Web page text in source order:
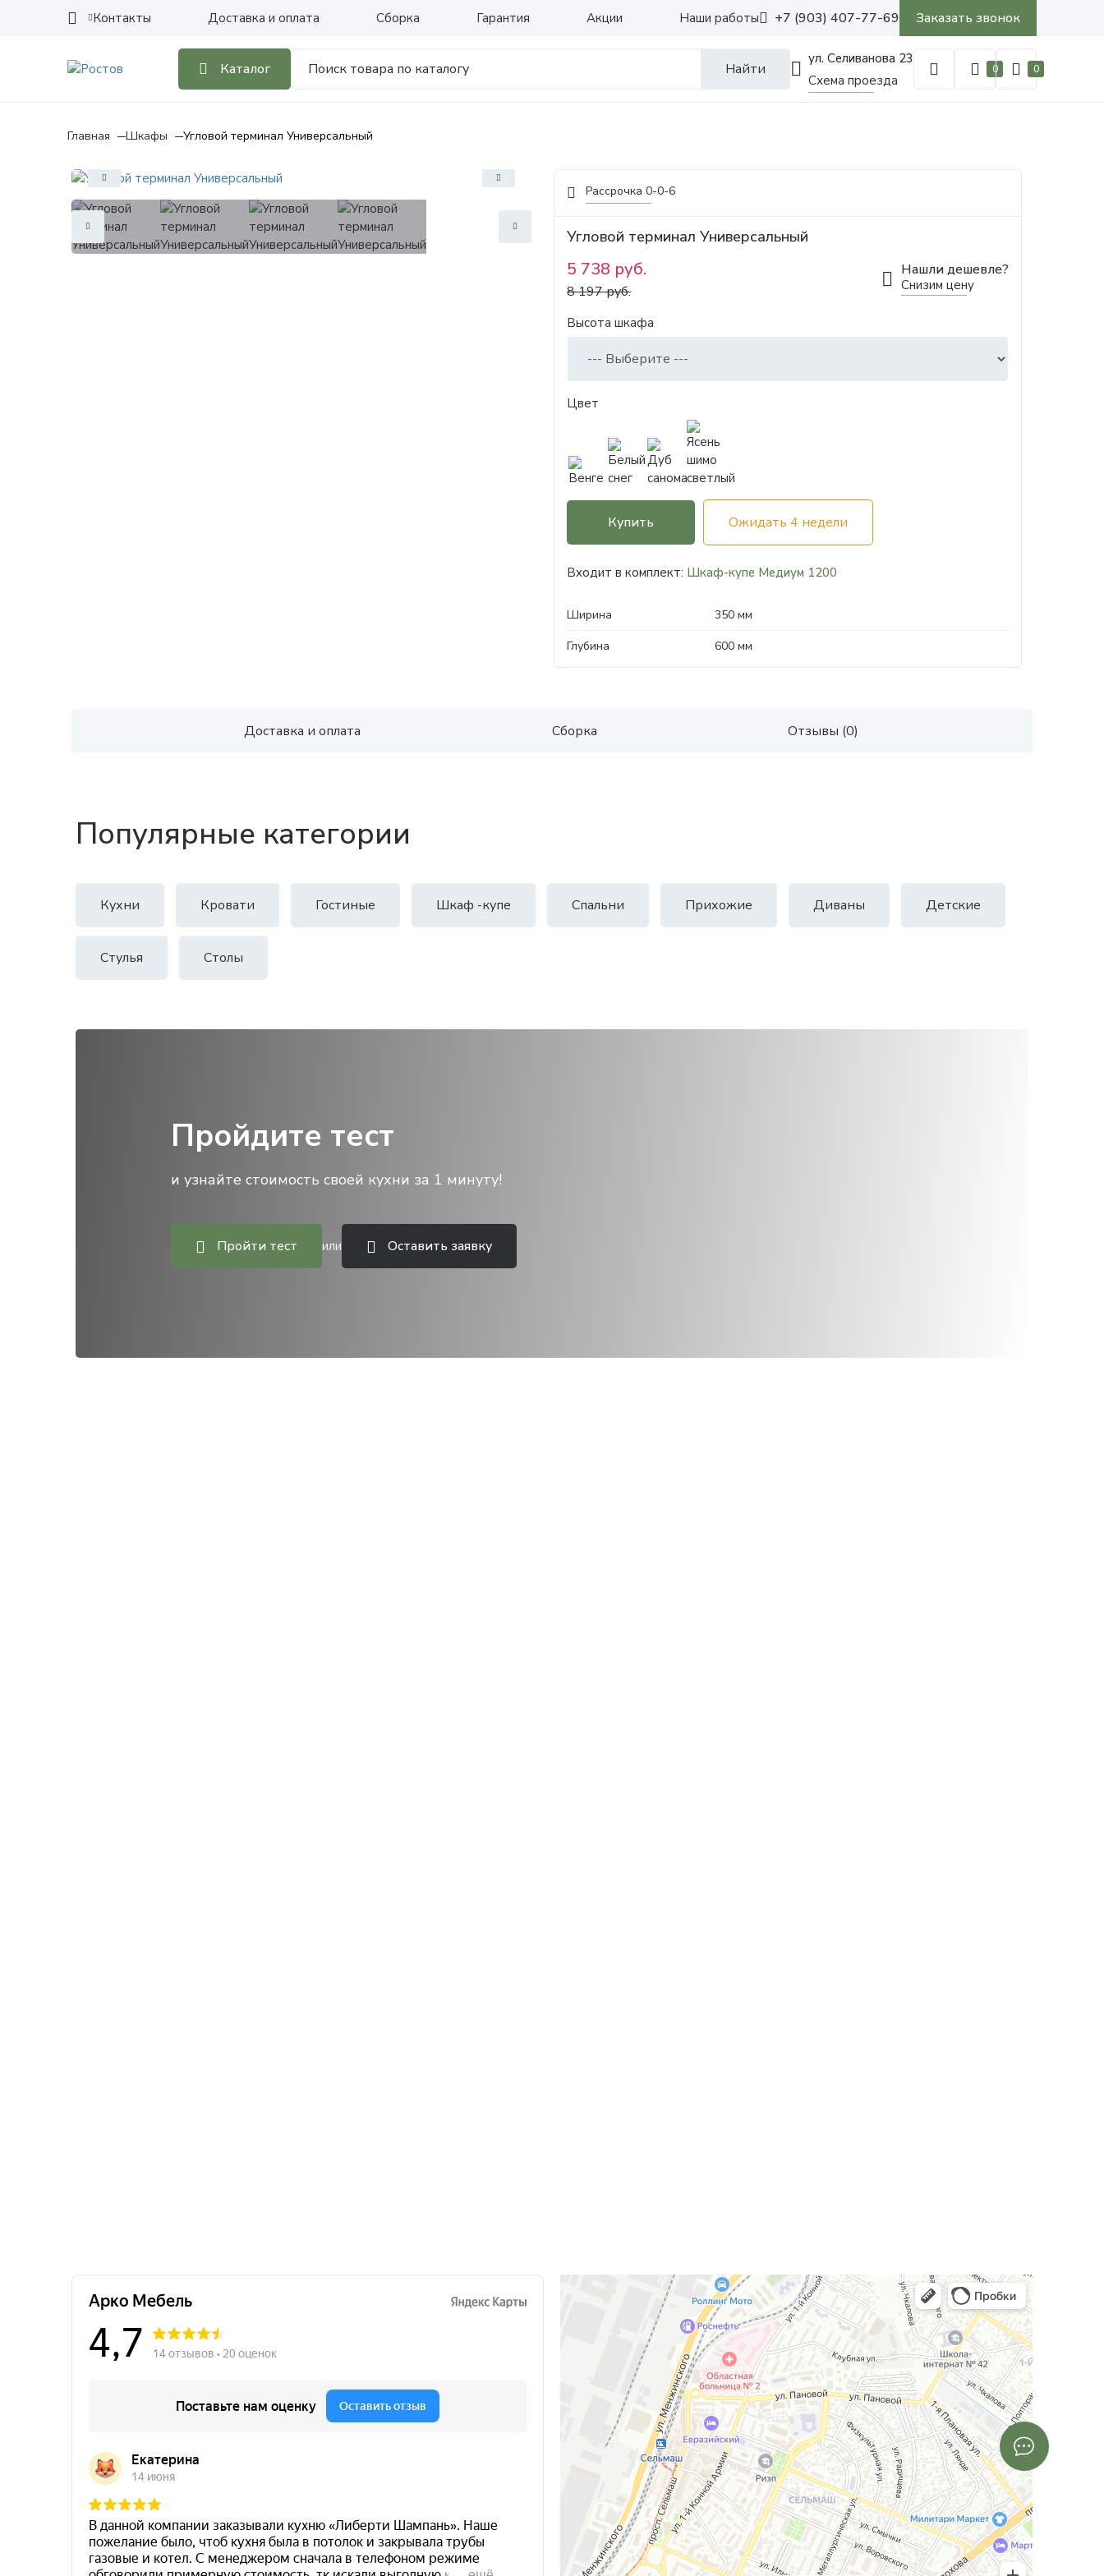
Контакты Доставка и оплата Сборка Гарантия Наши работы
Акции +7 (903) 407-77-69 Заказать звонок
Каталог Найти
ул. Селиванова 23
Схема проезда
0 0
Главная Шкафы Угловой терминал Универсальный
Рассрочка 0-0-6
Угловой терминал Универсальный
5 738 руб.
8 197 руб.
Нашли дешевле?
Снизим цену
Высота шкафа
Цвет
Купить Ожидать 4 недели
Входит в комплект: Шкаф-купе Медиум 1200
Ширина
350 мм
Глубина
600 мм
Доставка и оплата Сборка Отзывы (0)
Популярные категории
Кухни Кровати Гостиные Шкаф -купе Спальни Прихожие Диваны Детские
Стулья Столы
Пройдите тест
и узнайте стоимость своей кухни за 1 минуту!
Пройти тест или Оставить заявку